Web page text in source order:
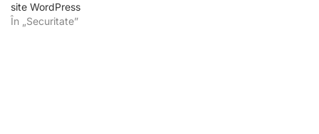
site WordPress
În „Securitate”